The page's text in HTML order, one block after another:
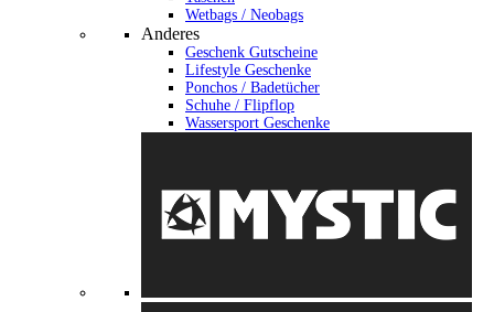
Wetbags / Neobags
Anderes
Geschenk Gutscheine
Lifestyle Geschenke
Ponchos / Badetücher
Schuhe / Flipflop
Wassersport Geschenke